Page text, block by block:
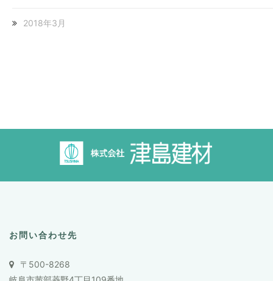
2018年3月
お問い合わせ先
〒500-8268